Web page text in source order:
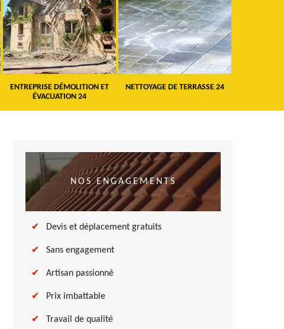
ENTREPRISE DÉMOLITION ET
ÉVACUATION 24
NETTOYAGE DE TERRASSE 24
NOS ENGAGEMENTS
Devis et déplacement gratuits
Sans engagement
Artisan passionné
Prix imbattable
Travail de qualité